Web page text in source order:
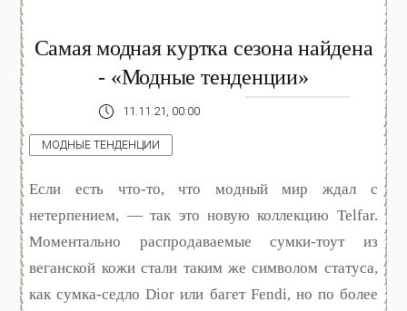
Самая модная куртка сезона найдена
- «Модные тенденции»
11.11.21, 00:00
МОДНЫЕ ТЕНДЕНЦИИ
Если есть что-то, что модный мир ждал с
нетерпением, — так это новую коллекцию Telfar.
Моментально распродаваемые сумки-тоут из
веганской кожи стали таким же символом статуса,
как сумка-седло Dior или багет Fendi, но по более